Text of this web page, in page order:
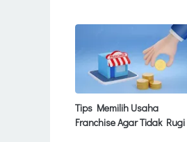
Tips Memilih Usaha
Franchise Agar Tidak Rugi